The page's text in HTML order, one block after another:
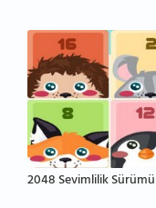
2048 Sevimlilik Sürümü